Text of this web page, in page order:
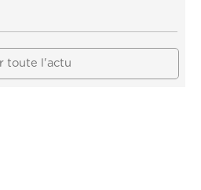
toute l'actu